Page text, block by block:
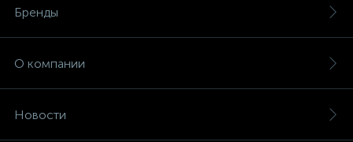
Бренды
О компании
Новости